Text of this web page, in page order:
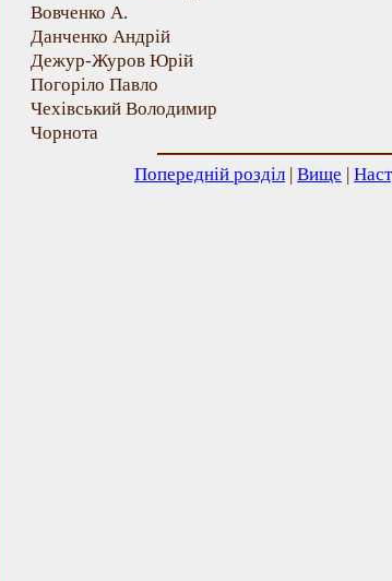
Вовченко А.
Данченко Андрій
Дежур-Журов Юрій
Погоріло Павло
Чехівський Володимир
Чорнота
Попередній розділ | Вище |